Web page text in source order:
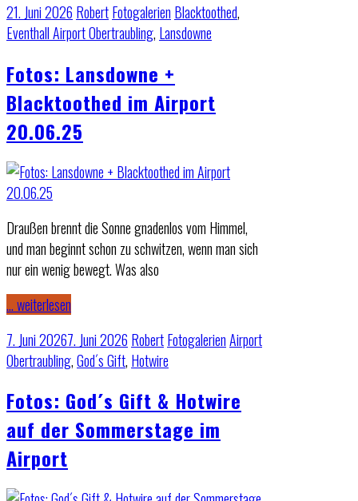
21. Juni 2026 RobertFotogalerien Blacktoothed,
Eventhall Airport Obertraubling, Lansdowne
Fotos: Lansdowne +
Blacktoothed im Airport
20.06.25
Draußen brennt die Sonne gnadenlos vom Himmel,
und man beginnt schon zu schwitzen, wenn man sich
nur ein wenig bewegt. Was also
… weiterlesen
7. Juni 20267. Juni 2026 RobertFotogalerienAirport
Obertraubling,God´s Gift, Hotwire
Fotos: God´s Gift & Hotwire
auf der Sommerstage im
Airport